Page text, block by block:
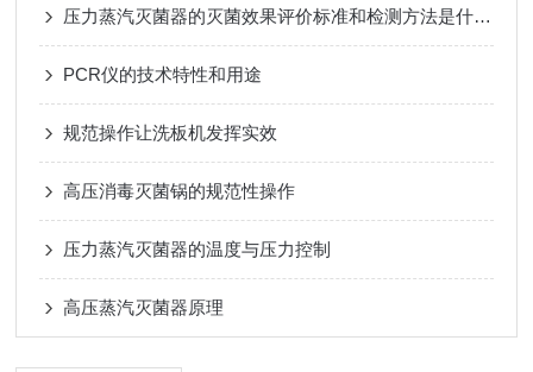
压力蒸汽灭菌器的灭菌效果评价标准和检测方法是什么？
PCR仪的技术特性和用途
规范操作让洗板机发挥实效
高压消毒灭菌锅的规范性操作
压力蒸汽灭菌器的温度与压力控制
高压蒸汽灭菌器原理